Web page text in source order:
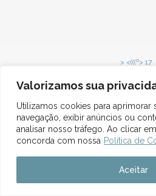
Valorizamos sua
Utilizamos cookies para aprimorar
navegação, exibir anúncios ou
analisar nosso tráfego. Ao clicar
concorda com nossa Política de
Aceitar
> <(((º> 17